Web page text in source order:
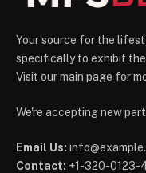
Your source for the
specifically to exhibit
Visit our main page for
We're accepting new
Email Us:
Contact: +1-320-0123-